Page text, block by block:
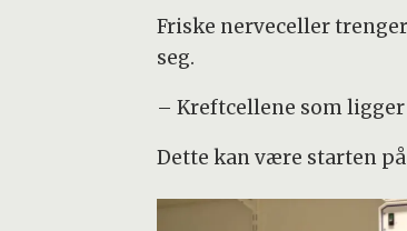
Friske nerveceller
seg.
– Kreftcellene som
Dette kan være starten